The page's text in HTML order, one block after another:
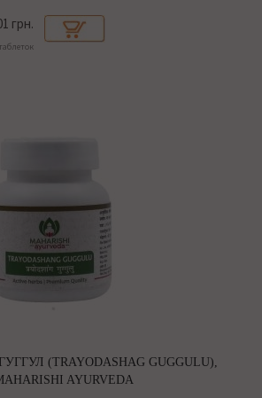
грн.
(TRAYODASHAG GUGGULU),
AYURVEDA